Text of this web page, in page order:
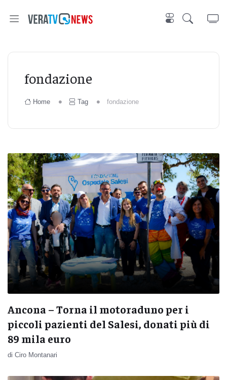
fondazione
Home Tag fondazione
Ancona – Torna il motoraduno per i
piccoli pazienti del Salesi, donati più di
89 mila euro
di Ciro Montanari